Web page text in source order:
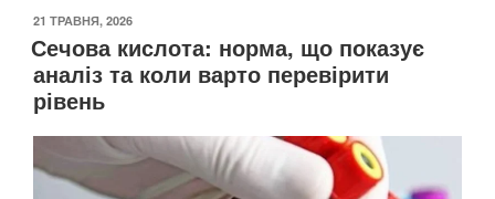
ОПУБЛІКОВАНО
21 ТРАВНЯ, 2026
Сечова кислота: норма, що показує
аналіз та коли варто перевірити
рівень